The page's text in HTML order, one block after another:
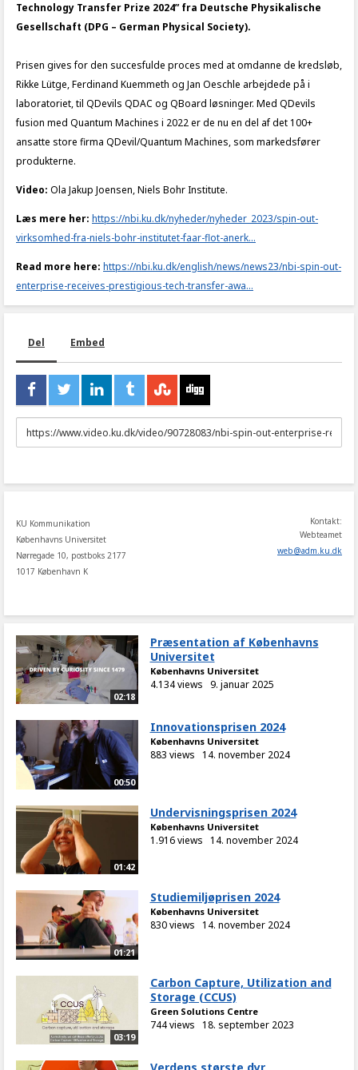
Technology Transfer Prize 2024” fra Deutsche Physikalische
Gesellschaft (DPG – German Physical Society).
Prisen gives for den succesfulde proces med at omdanne de kredsløb,
Rikke Lütge, Ferdinand Kuemmeth og Jan Oeschle arbejdede på i
laboratoriet, til QDevils QDAC og QBoard løsninger. Med QDevils
fusion med Quantum Machines i 2022 er de nu en del af det 100+
ansatte store firma QDevil/Quantum Machines, som markedsfører
produkterne.
Video: Ola Jakup Joensen, Niels Bohr Institute.
Læs mere her: https://nbi.ku.dk/nyheder/nyheder_2023/spin-out-
virksomhed-fra-niels-bohr-institutet-faar-flot-anerk...
Read more here: https://nbi.ku.dk/english/news/news23/nbi-spin-out-
enterprise-receives-prestigious-tech-transfer-awa...
Del Embed
URL
to
KU Kommunikation
Københavns Universitet
Nørregade 10, postboks 2177
1017 København K
Kontakt:
Webteamet
web@adm.ku.dk
02:18
Præsentation af Københavns
Universitet
Københavns Universitet
4.134 views 9. januar 2025
00:50
Innovationsprisen 2024
Københavns Universitet
883 views 14. november 2024
01:42
Undervisningsprisen 2024
Københavns Universitet
1.916 views 14. november 2024
01:21
Studiemiljøprisen 2024
Københavns Universitet
830 views 14. november 2024
03:19
Carbon Capture, Utilization and
Storage (CCUS)
Green Solutions Centre
744 views 18. september 2023